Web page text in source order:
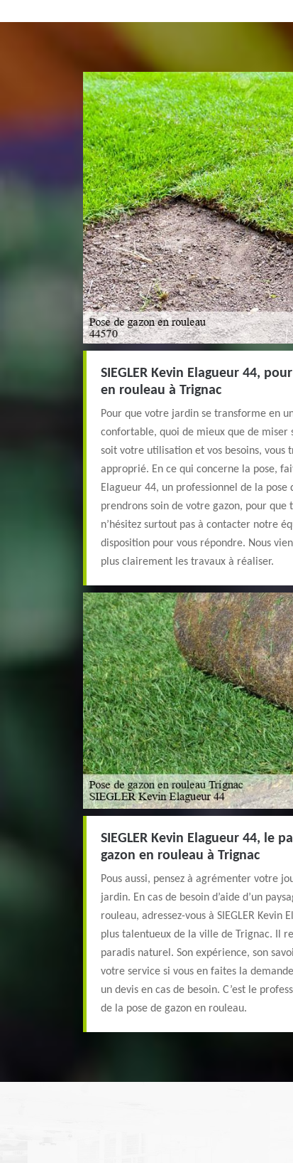
SIEGLER Kevin Elagueur 44,
en rouleau à Trignac
Pour que votre jardin se transforme en
confortable, quoi de mieux que de miser
soit votre utilisation et vos besoins, vous
approprié. En ce qui concerne la pose,
Elagueur 44, un professionnel de la
prendrons soin de votre gazon, pour
n’hésitez surtout pas à contacter notre
disposition pour vous répondre. Nous
plus clairement les travaux à réaliser.
SIEGLER Kevin Elagueur 44, le
gazon en rouleau à Trignac
Pous aussi, pensez à agrémenter votre
jardin. En cas de besoin d’aide d’un
rouleau, adressez-vous à SIEGLER Kevin
plus talentueux de la ville de Trignac. Il
paradis naturel. Son expérience, son
votre service si vous en faites la
un devis en cas de besoin. C’est le
de la pose de gazon en rouleau.